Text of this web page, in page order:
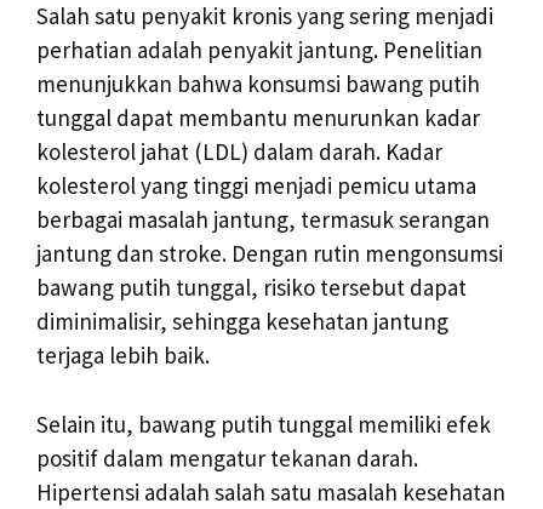
Salah satu penyakit kronis yang sering menjadi
perhatian adalah penyakit jantung. Penelitian
menunjukkan bahwa konsumsi bawang putih
tunggal dapat membantu menurunkan kadar
kolesterol jahat (LDL) dalam darah. Kadar
kolesterol yang tinggi menjadi pemicu utama
berbagai masalah jantung, termasuk serangan
jantung dan stroke. Dengan rutin mengonsumsi
bawang putih tunggal, risiko tersebut dapat
diminimalisir, sehingga kesehatan jantung
terjaga lebih baik.
Selain itu, bawang putih tunggal memiliki efek
positif dalam mengatur tekanan darah.
Hipertensi adalah salah satu masalah kesehatan